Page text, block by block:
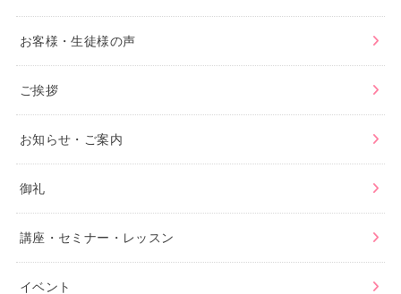
お客様・生徒様の声
ご挨拶
お知らせ・ご案内
御礼
講座・セミナー・レッスン
イベント